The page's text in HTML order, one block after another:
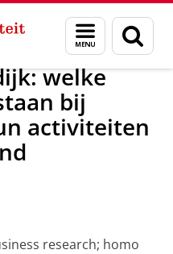
Menu
en
zoeken
Nieuwsberichten
welke
bij
activiteiten
research; homo